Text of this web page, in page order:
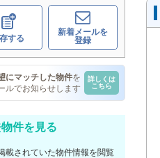
する
新着メールを
登録
にマッチした物件を
ルでお知らせします
詳しくは
こちら
件を見る
載されていた物件情報を閲覧